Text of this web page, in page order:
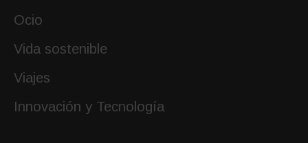
Ocio
Vida sostenible
Viajes
Innovación y Tecnología